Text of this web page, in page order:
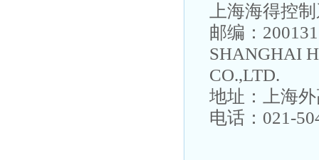
上海海得控
邮编：200131
SHANGHAI
CO.,LTD.
地址：上海
电话：021-